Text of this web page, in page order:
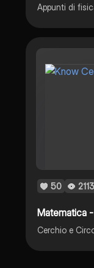
50 2113
Matematica
Cerchio e